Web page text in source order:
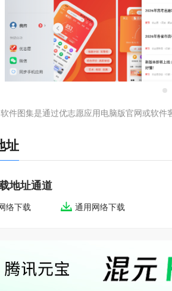
软件图集是通过优志愿应用电脑版官网或软
址
地址通道
络下载 通用网络下载